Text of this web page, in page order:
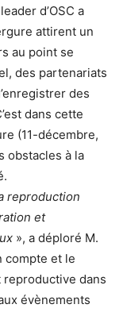
d’OSC a
attirent un
au point se
des partenariats
des
dans cette
(11-décembre,
obstacles à la
reproduction
et
», a déploré M.
compte et le
dans
évènements